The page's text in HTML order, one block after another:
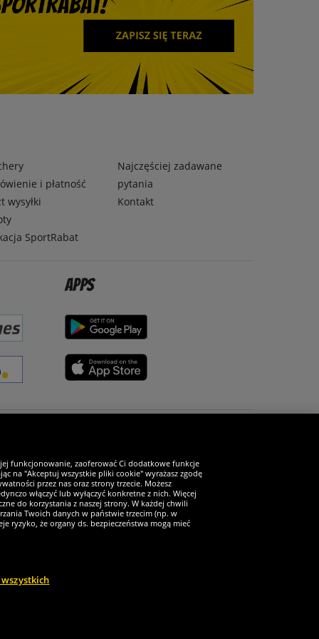
i płatność
wysyłki
SportRabat
Najczęściej zadawane
pytania
Kontakt
Apps
funkcjonowanie, zaoferować Ci dodatkowe funkcje
na "Akceptuj wszystkie pliki cookie" wyrażasz zgodę
przez nas oraz strony trzecie. Możesz
włączyć lub wyłączyć konkretne z nich. Więcej
do korzystania z naszej strony. W każdej chwili
Twoich danych w państwie trzecim (np. w
ryzyko, że organy ds. bezpieczeństwa mogą mieć